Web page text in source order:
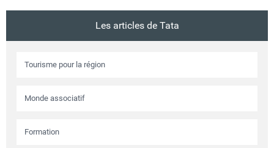
Les articles de Tata
Tourisme pour la région
Monde associatif
Formation